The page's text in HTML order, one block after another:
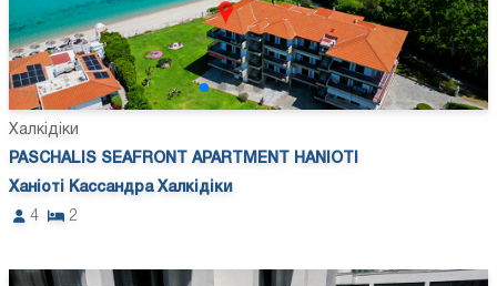
Халкідіки
PASCHALIS SEAFRONT APARTMENT HANIOTI
Ханіоті Кассандра Халкідіки
4
2